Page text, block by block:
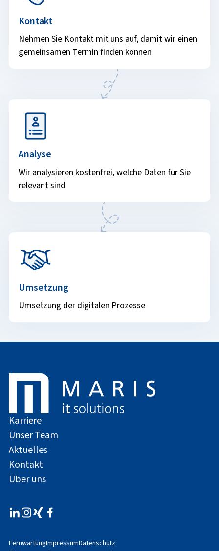
Kontakt
Nehmen Sie Kontakt mit uns auf, damit wir einen
gemeinsamen Termin finden können
Analyse
Wir analysieren kostenfrei, welche Daten für Sie
relevant sind
Umsetzung
Umsetzung der digitalen Prozesse
Karriere
Unser Team
Aktuelles
Kontakt
Über uns
FernwartungImpressumDatenschutz